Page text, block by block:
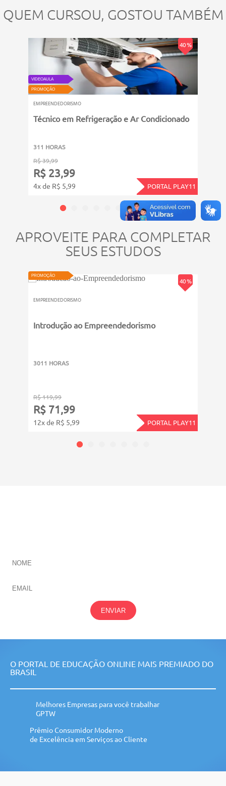
QUEM CURSOU, GOSTOU TAMBÉM
40 %
VIDEOAULA
PROMOÇÃO
EMPREENDEDORISMO
Técnico em Refrigeração e Ar Condicionado
311 HORAS
R$ 39,99
R$ 23,99
4x de R$ 5,99 PORTAL PLAY11
APROVEITE PARA COMPLETAR
SEUS ESTUDOS
40 %
PROMOÇÃO
EMPREENDEDORISMO
Introdução ao Empreendedorismo
3011 HORAS
R$ 119,99
R$ 71,99
12x de R$ 5,99 PORTAL PLAY11
ENVIAR
O PORTAL DE EDUCAÇÃO ONLINE MAIS PREMIADO DO
BRASIL
Melhores Empresas para você trabalhar
GPTW
Prêmio Consumidor Moderno
de Excelência em Serviços ao Cliente